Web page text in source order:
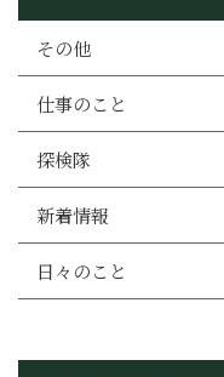
その他
仕事のこと
探検隊
新着情報
日々のこと